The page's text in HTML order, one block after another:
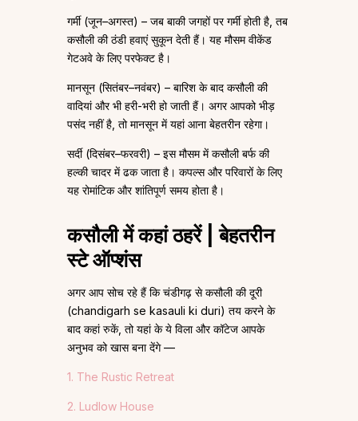
गर्मी (जून–अगस्त) – जब बाकी जगहों पर गर्मी होती है, तब
कसौली की ठंडी हवाएं सुकून देती हैं। यह मौसम वीकेंड
गेटअवे के लिए परफेक्ट है।
मानसून (सितंबर–नवंबर) – बारिश के बाद कसौली की
वादियां और भी हरी-भरी हो जाती हैं। अगर आपको भीड़
पसंद नहीं है, तो मानसून में यहां आना बेहतरीन रहेगा।
सर्दी (दिसंबर–फरवरी) – इस मौसम में कसौली बर्फ की
हल्की चादर में ढक जाता है। कपल्स और परिवारों के लिए
यह रोमांटिक और शांतिपूर्ण समय होता है।
कसौली में कहां ठहरें | बेहतरीन
स्टे ऑप्शंस
अगर आप सोच रहे हैं कि चंडीगढ़ से कसौली की दूरी
(chandigarh se kasauli ki duri) तय करने के
बाद कहां रुकें, तो यहां के ये विला और कॉटेज आपके
अनुभव को खास बना देंगे —
1. The Rustic Retreat
2. Ludlow House